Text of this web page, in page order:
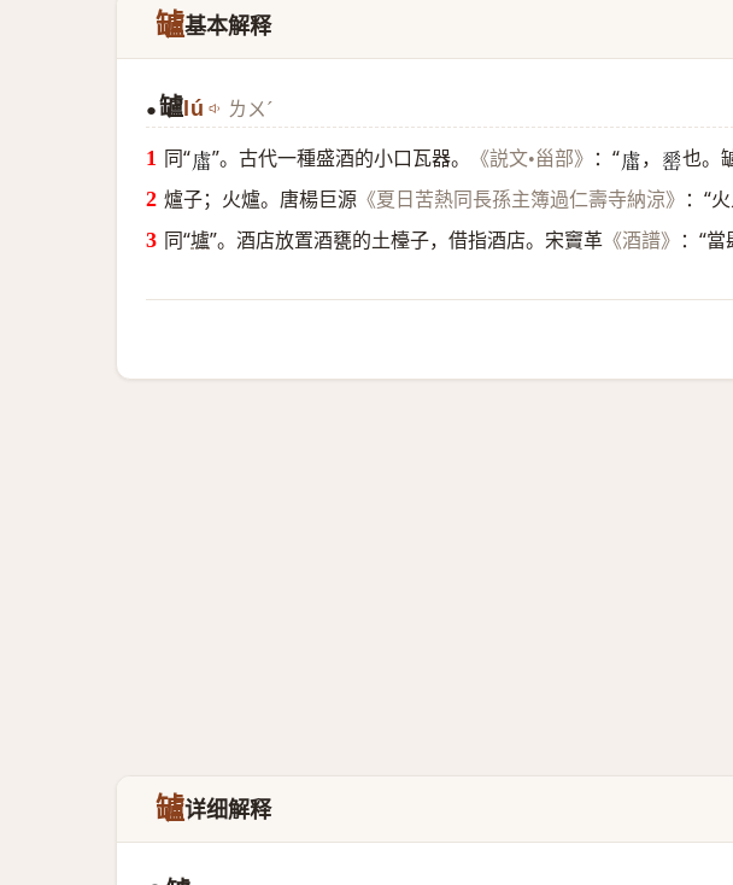
罏基本解释
● 罏 lú ㄌㄨˊ
同“𧇄 ”。古代一種盛酒的小口瓦器。 《説文•甾部》 ：“𧇄 ， 𦉈 也。
爐子；火爐。唐楊巨源 《夏日苦熱同長孫主簿過仁壽寺納涼》
：“
同“壚”。酒店放置酒甕的土檯子，借指酒店。宋竇革 《酒譜》 ：“
罏详细解释